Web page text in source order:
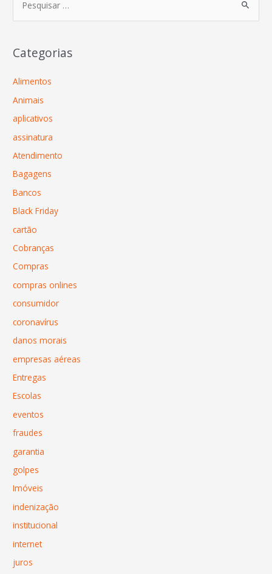
Categorias
Alimentos
Animais
aplicativos
assinatura
Atendimento
Bagagens
Bancos
Black Friday
cartão
Cobranças
Compras
compras onlines
consumidor
coronavírus
danos morais
empresas aéreas
Entregas
Escolas
eventos
fraudes
garantia
golpes
Imóveis
indenização
institucional
internet
juros